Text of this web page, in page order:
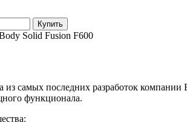
Solid Fusion F600
из самых последних разработок
функционала.